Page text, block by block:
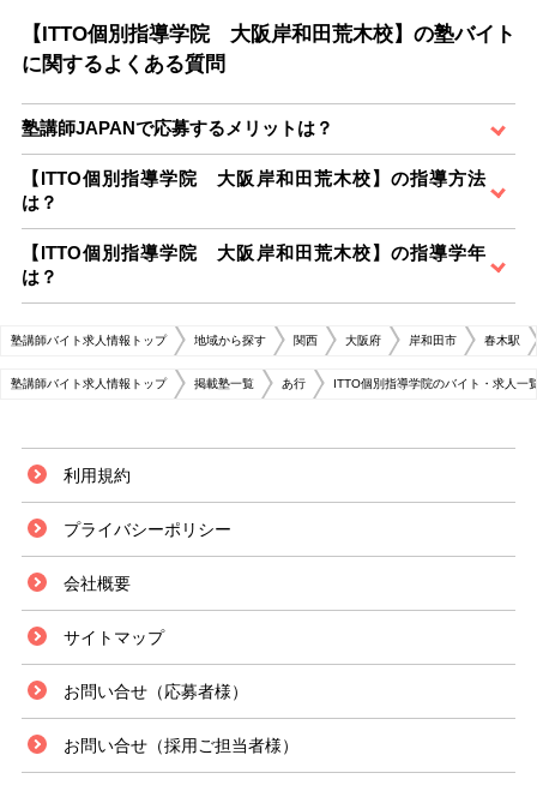
【ITTO個別指導学院 大阪岸和田荒木校】の塾バイト
に関するよくある質問
塾講師JAPANで応募するメリットは？
【ITTO個別指導学院 大阪岸和田荒木校】の指導方法
は？
【ITTO個別指導学院 大阪岸和田荒木校】の指導学年
は？
塾講師バイト求人情報トップ 地域から探す 関西 大阪府 岸和田市 春木駅
塾講師バイト求人情報トップ 掲載塾一覧 あ行 ITTO個別指導学院のバイト・求人一
利用規約
プライバシーポリシー
会社概要
サイトマップ
お問い合せ（応募者様）
お問い合せ（採用ご担当者様）